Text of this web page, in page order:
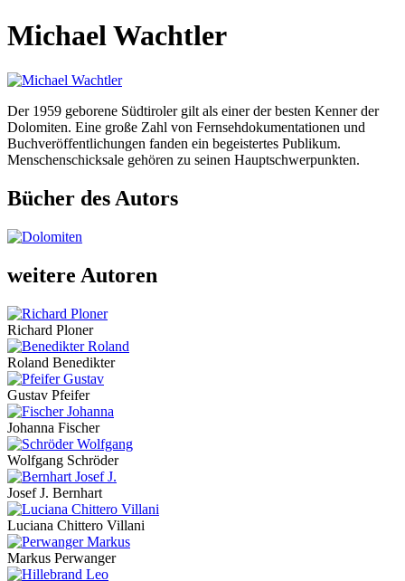
Michael Wachtler
Der 1959 geborene Südtiroler gilt als einer der besten Kenner der
Dolomiten. Eine große Zahl von Fernsehdokumentationen und
Buchveröffentlichungen fanden ein begeistertes Publikum.
Menschenschicksale gehören zu seinen Hauptschwerpunkten.
Bücher des Autors
weitere Autoren
Richard Ploner
Roland Benedikter
Gustav Pfeifer
Johanna Fischer
Wolfgang Schröder
Josef J. Bernhart
Luciana Chittero Villani
Markus Perwanger